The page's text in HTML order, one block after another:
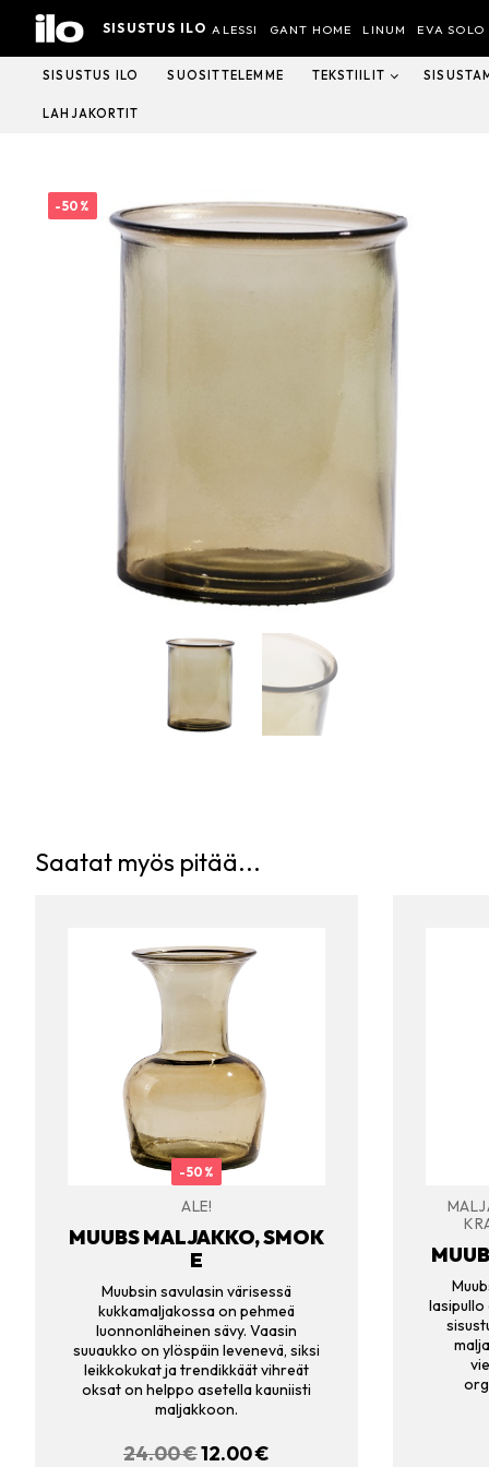
Hyppää
sisältöön
SISUSTUS ILO ALESSI GANT HOME LINUM EVA SOLO
SISUSTUS ILO SUOSITTELEMME TEKSTIILIT
LAHJAKORTIT
-50%
Saatat myös pitää...
-50%
ALE!
MUUBS MALJAKKO, SMOK
E
Muubsin savulasin värisessä
kukkamaljakossa on pehmeä
luonnonläheinen sävy. Vaasin
suuaukko on ylöspäin levenevä, siksi
leikkokukat ja trendikkäät vihreät
oksat on helppo asetella kauniisti
maljakkoon.
24.00€ALKUPERÄINEN
12.00€
lasipullo